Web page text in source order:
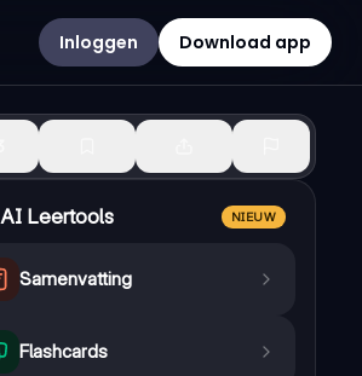
Inloggen Download app
AI Leertools NIEUW
Samenvatting
Flashcards